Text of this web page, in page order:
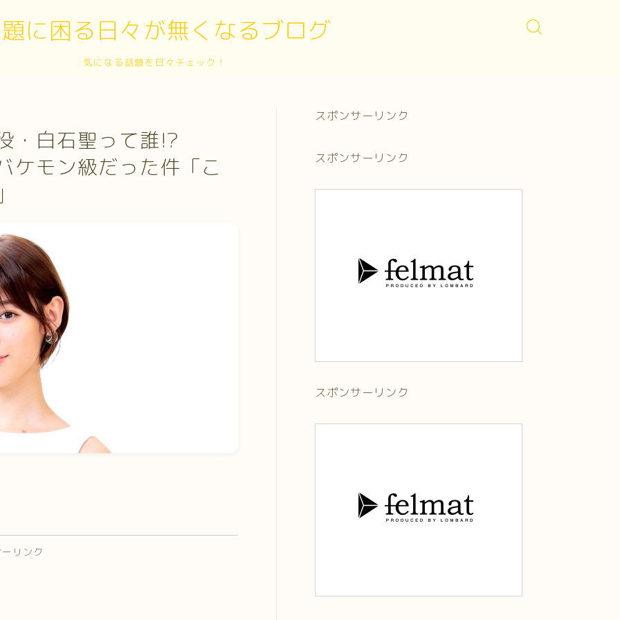
に困る日々が無くなるブログ
気になる話題を日々チェック！
・白石聖って誰!?
モン級だった件「こ
リンク
スポンサーリンク
スポンサーリンク
スポンサーリンク